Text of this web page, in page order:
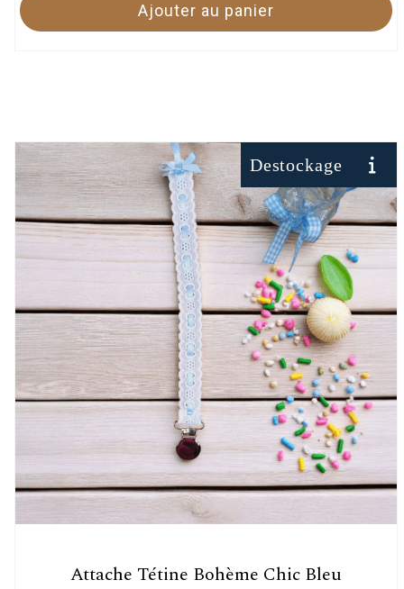
Ajouter au panier
Attache Tétine Bohème Chic Bleu